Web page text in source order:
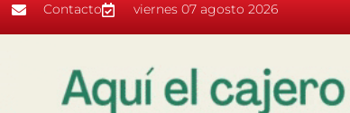
Contacto viernes 07 agosto 2026